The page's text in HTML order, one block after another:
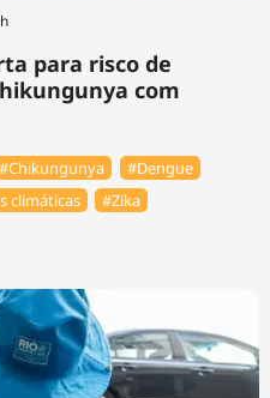
para risco de
com
#Chikungunya
#Dengue
climáticas #Zika